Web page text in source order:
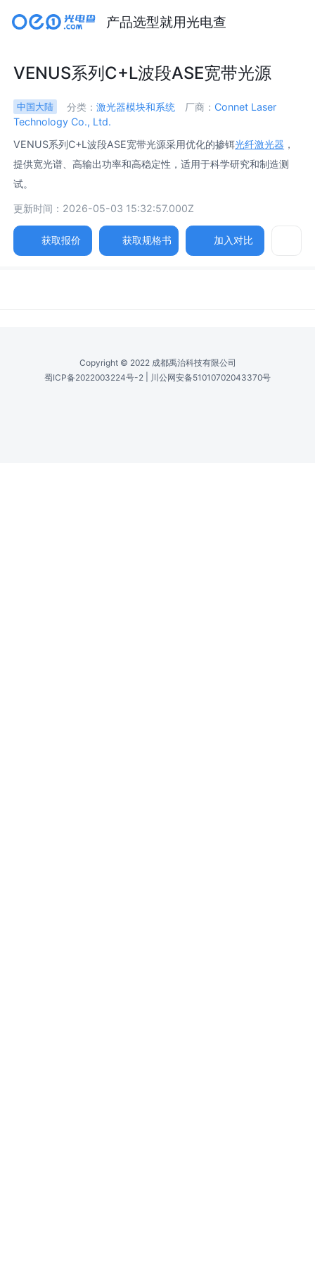
产品选型就用光电查
VENUS系列C+L波段ASE宽带光源
中国大陆 分类： 激光器模块和系统 厂商： Connet Laser
Technology Co., Ltd.
VENUS系列C+L波段ASE宽带光源采用优化的掺铒光纤激光器 ，
提供宽光谱、高输出功率和高稳定性，适用于科学研究和制造测
试。
更新时间：2026-05-03 15:32:57.000Z
获取报价 获取规格书 加入对比
Copyright © 2022 成都禹治科技有限公司
蜀ICP备2022003224号-2
川公网安备51010702043370号